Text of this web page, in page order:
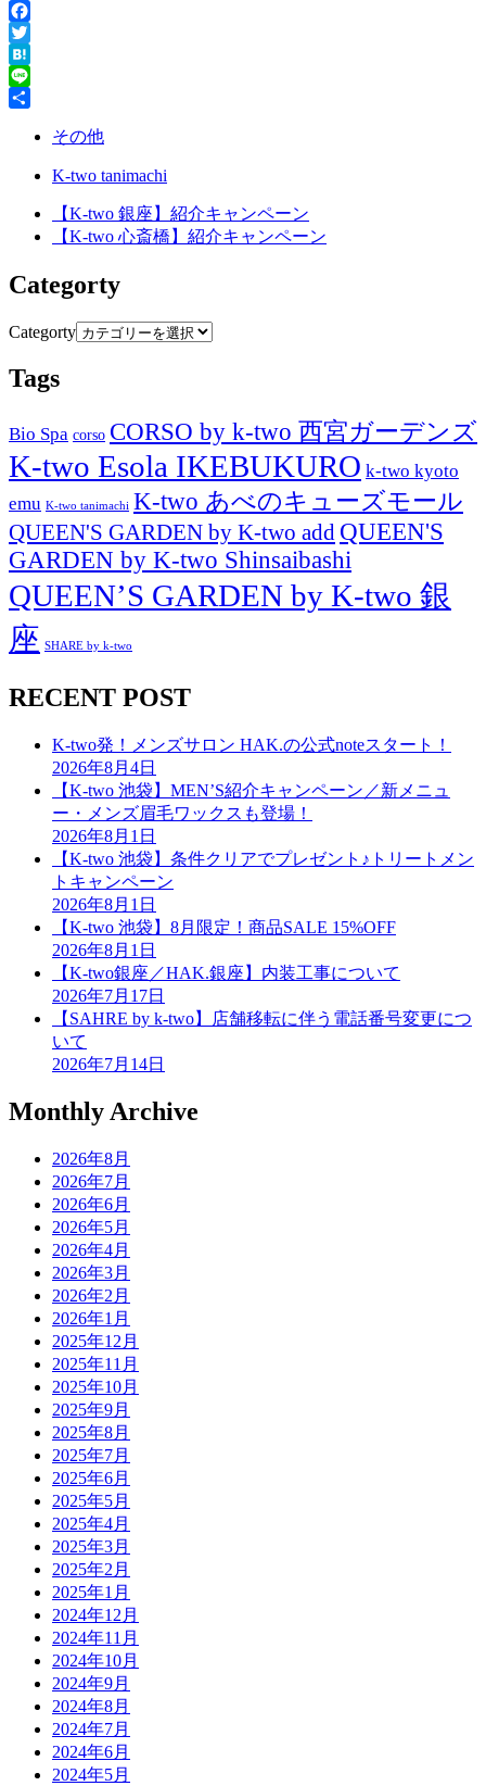
Facebook
Twitter
Hatena
Line
その他
K-two tanimachi
【K-two 銀座】紹介キャンペーン
【K-two 心斎橋】紹介キャンペーン
Categorty
Categorty
Tags
Bio Spa corso CORSO by k-two 西宮ガーデンズ
K-two Esola IKEBUKURO k-two kyoto
emu K-two tanimachi K-two あべのキューズモール
QUEEN'S GARDEN by K-two add QUEEN'S
GARDEN by K-two Shinsaibashi
QUEEN’S GARDEN by K-two 銀
座 SHARE by k-two
RECENT POST
K-two発！メンズサロン HAK.の公式noteスタート！
2026年8月4日
【K-two 池袋】MEN’S紹介キャンペーン／新メニュ
ー・メンズ眉毛ワックスも登場！
2026年8月1日
【K-two 池袋】条件クリアでプレゼント♪トリートメン
トキャンペーン
2026年8月1日
【K-two 池袋】8月限定！商品SALE 15%OFF
2026年8月1日
【K-two銀座／HAK.銀座】内装工事について
2026年7月17日
【SAHRE by k-two】店舗移転に伴う電話番号変更につ
いて
2026年7月14日
Monthly Archive
2026年8月
2026年7月
2026年6月
2026年5月
2026年4月
2026年3月
2026年2月
2026年1月
2025年12月
2025年11月
2025年10月
2025年9月
2025年8月
2025年7月
2025年6月
2025年5月
2025年4月
2025年3月
2025年2月
2025年1月
2024年12月
2024年11月
2024年10月
2024年9月
2024年8月
2024年7月
2024年6月
2024年5月